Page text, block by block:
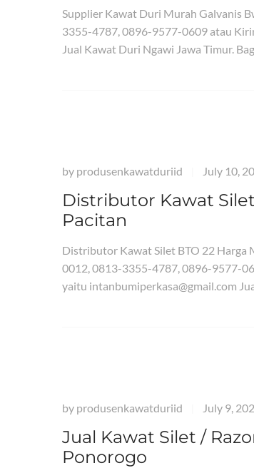
Supplier Kawat Duri Murah Galvanis
3355-4787, 0896-9577-0609 atau
Jual Kawat Duri Ngawi Jawa Timur.
by produsenkawatduriid July 10,
Distributor Kawat
Pacitan
Distributor Kawat Silet BTO 22
0012, 0813-3355-4787, 0896-9577-
yaitu intanbumiperkasa@gmail.com
by produsenkawatduriid July 9,
Jual Kawat Silet /
Ponorogo